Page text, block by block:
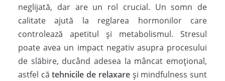
neglijată, dar are un rol crucial. Un somn de
calitate ajută la reglarea hormonilor care
controlează apetitul și metabolismul. Stresul
poate avea un impact negativ asupra procesului
de slăbire, ducând adesea la mâncat emoțional,
astfel cătehnicile de relaxareși mindfulness sunt